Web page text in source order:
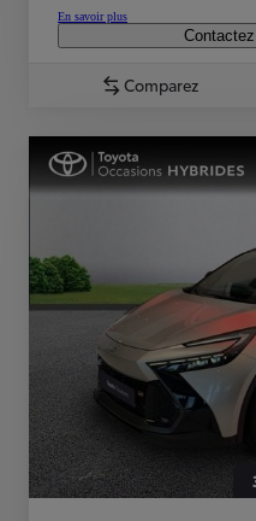
En savoir plus
Comparez